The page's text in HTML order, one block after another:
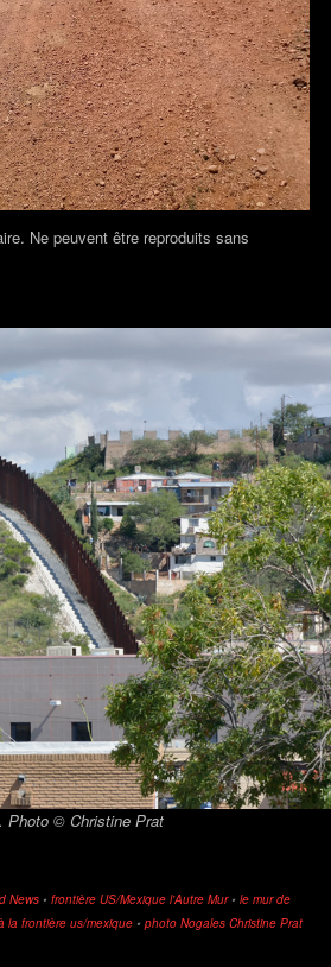
Ne peuvent être reproduits sans
Photo © Christine Prat
News • frontière US/Mexique l'Autre Mur• le mur de
la frontière us/mexique • photo Nogales Christine Prat